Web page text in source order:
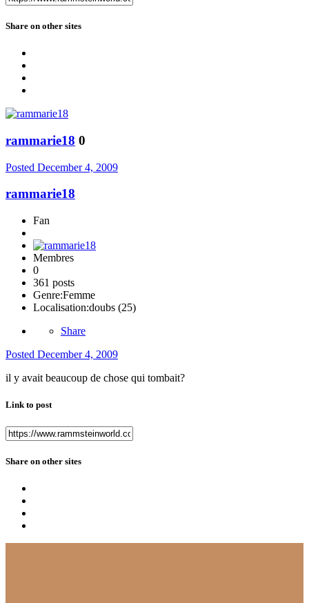
Share on other sites
rammarie18 0
Posted December 4, 2009
rammarie18
Fan
Membres
0
361 posts
Genre:Femme
Localisation:doubs (25)
Share
Posted December 4, 2009
il y avait beaucoup de chose qui tombait?
Link to post
Share on other sites